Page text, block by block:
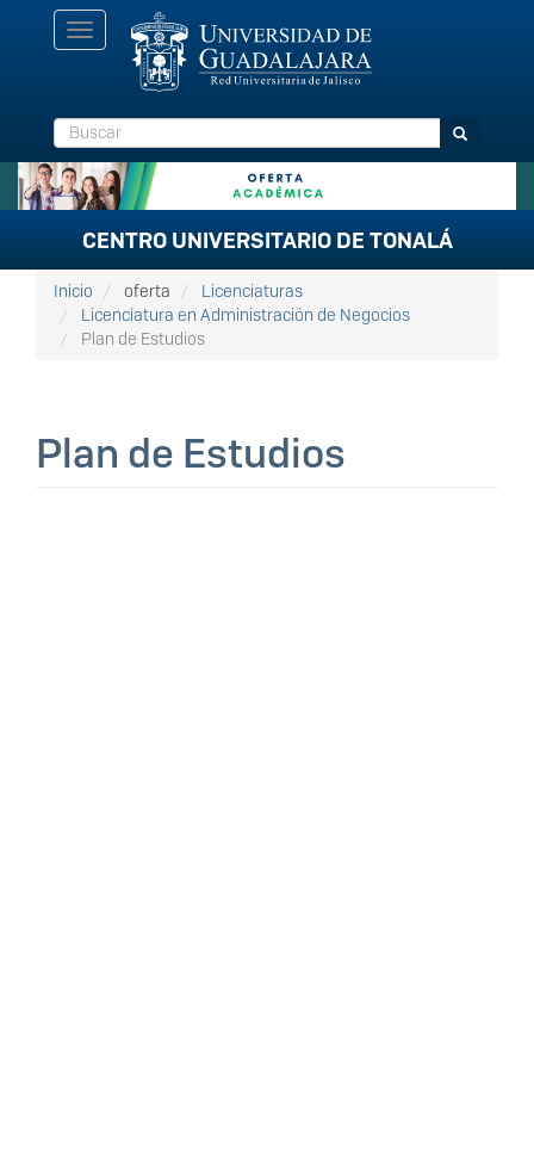
Toggle
navigation
Buscar Buscar
CENTRO UNIVERSITARIO DE TONALÁ
Inicio oferta
Licenciaturas
Licenciatura en Administración de Negocios
Plan de Estudios
Plan de Estudios